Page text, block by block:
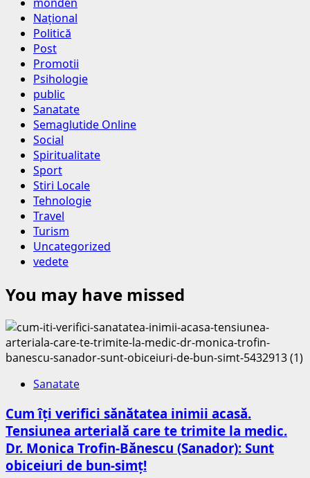
Național
Politică
Post
Promotii
Psihologie
public
Sanatate
Semaglutide Online
Social
Spiritualitate
Sport
Stiri Locale
Tehnologie
Travel
Turism
Uncategorized
vedete
You may have missed
Sanatate
Cum îți verifici sănătatea inimii acasă.
Tensiunea arterială care te trimite la medic.
Dr. Monica Trofin-Bănescu (Sanador): Sunt
obiceiuri de bun-simț!